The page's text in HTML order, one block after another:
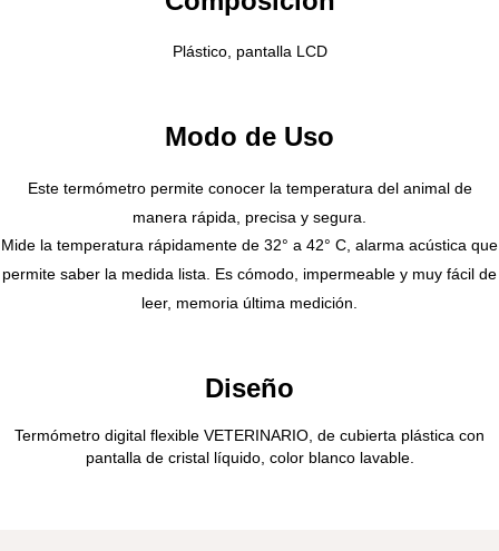
Plástico, pantalla LCD
Modo de Uso
Este termómetro permite conocer la temperatura del animal de
manera rápida, precisa y segura.
Mide la temperatura rápidamente de 32° a 42° C, alarma acústica que
permite saber la medida lista. Es cómodo, impermeable y muy fácil de
leer, memoria última medición.
Diseño
Termómetro digital flexible VETERINARIO, de cubierta plástica con
pantalla de cristal líquido, color blanco lavable.